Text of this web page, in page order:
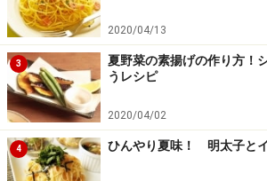
2020/04/13
3
夏野菜の素揚げの作り方！
うレシピ
2020/04/02
4 ひんやり夏味！ 明太子と